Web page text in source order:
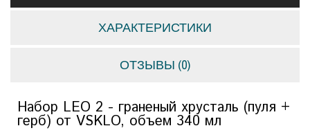
ХАРАКТЕРИСТИКИ
ОТЗЫВЫ (0)
Набор LEO 2 - граненый хрусталь (пуля +
герб) от VSKLO, объем 340 мл